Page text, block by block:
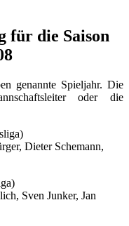
für die Saison
genannte Spieljahr. Die
oder die
Dieter Schemann,
Sven Junker, Jan